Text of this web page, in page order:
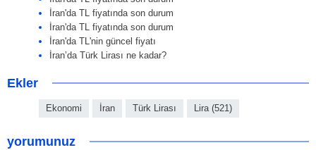
İran'da TL fiyatında son durum
İran'da TL fiyatında son durum
İran'da TL'nin güncel fiyatı
İran’da Türk Lirası ne kadar?
Ekler
Ekonomi İran Türk Lirası Lira (521)
yorumunuz